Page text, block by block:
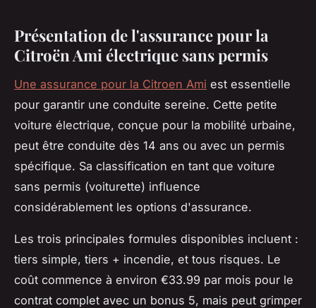
Présentation de l'assurance pour la
Citroën Ami électrique sans permis
Une assurance pour la Citroen Ami est essentielle
pour garantir une conduite sereine. Cette petite
voiture électrique, conçue pour la mobilité urbaine,
peut être conduite dès 14 ans ou avec un permis
spécifique. Sa classification en tant que voiture
sans permis (voiturette) influence
considérablement les options d'assurance.
Les trois principales formules disponibles incluent :
tiers simple, tiers + incendie, et tous risques. Le
coût commence à environ €33.99 par mois pour le
contrat complet avec un bonus 5, mais peut grimper